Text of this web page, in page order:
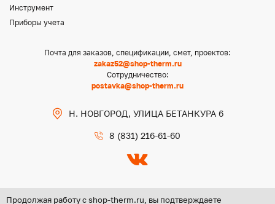
Инструмент
Приборы учета
Почта для заказов, спецификации, смет, проектов:
zakaz52@shop-therm.ru
Сотрудничество:
postavka@shop-therm.ru
Н. НОВГОРОД, УЛИЦА БЕТАНКУРА 6
8 (831) 216-61-60
Продолжая работу с shop-therm.ru, вы подтверждаете